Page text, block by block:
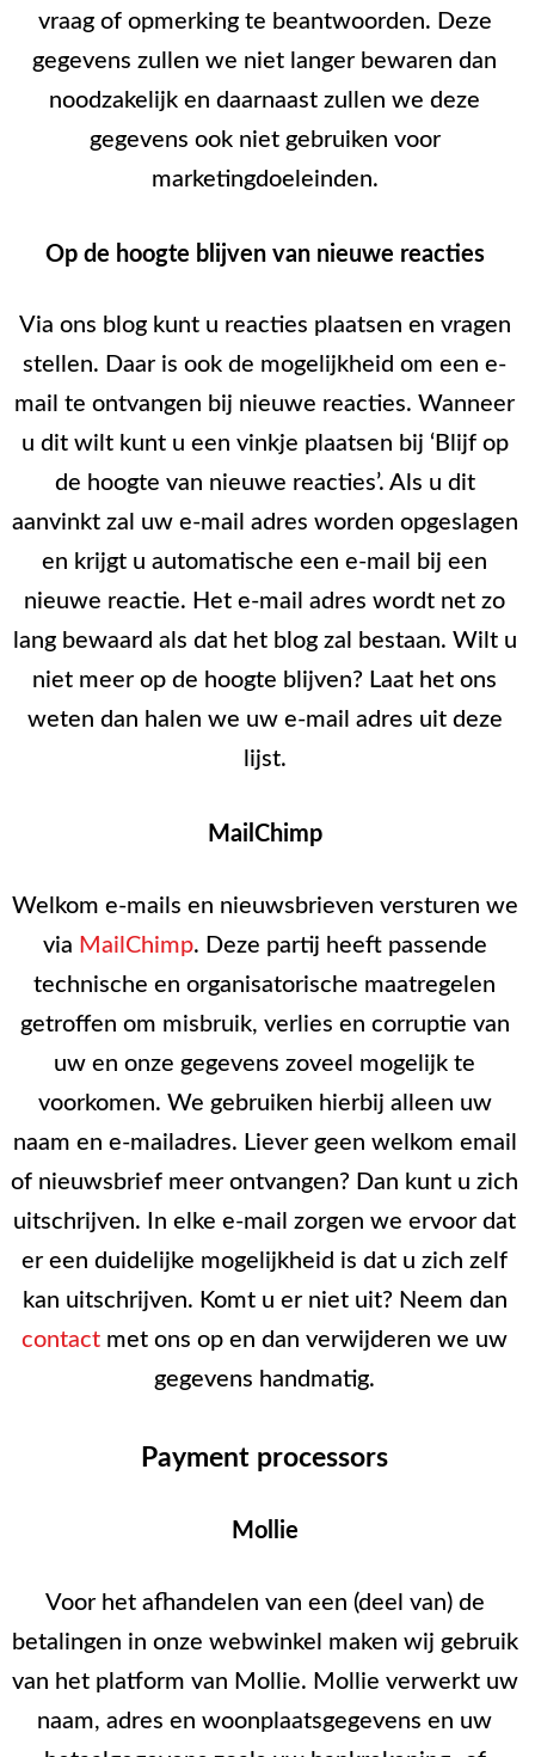
vraag of opmerking te beantwoorden. Deze
gegevens zullen we niet langer bewaren dan
noodzakelijk en daarnaast zullen we deze
gegevens ook niet gebruiken voor
marketingdoeleinden.
Op de hoogte blijven van nieuwe reacties
Via ons blog kunt u reacties plaatsen en vragen
stellen. Daar is ook de mogelijkheid om een e-
mail te ontvangen bij nieuwe reacties. Wanneer
u dit wilt kunt u een vinkje plaatsen bij ‘Blijf op
de hoogte van nieuwe reacties’. Als u dit
aanvinkt zal uw e-mail adres worden opgeslagen
en krijgt u automatische een e-mail bij een
nieuwe reactie. Het e-mail adres wordt net zo
lang bewaard als dat het blog zal bestaan. Wilt u
niet meer op de hoogte blijven? Laat het ons
weten dan halen we uw e-mail adres uit deze
lijst.
MailChimp
Welkom e-mails en nieuwsbrieven versturen we
via MailChimp. Deze partij heeft passende
technische en organisatorische maatregelen
getroffen om misbruik, verlies en corruptie van
uw en onze gegevens zoveel mogelijk te
voorkomen. We gebruiken hierbij alleen uw
naam en e-mailadres. Liever geen welkom email
of nieuwsbrief meer ontvangen? Dan kunt u zich
uitschrijven. In elke e-mail zorgen we ervoor dat
er een duidelijke mogelijkheid is dat u zich zelf
kan uitschrijven. Komt u er niet uit? Neem dan
contact met ons op en dan verwijderen we uw
gegevens handmatig.
Payment processors
Mollie
Voor het afhandelen van een (deel van) de
betalingen in onze webwinkel maken wij gebruik
van het platform van Mollie. Mollie verwerkt uw
naam, adres en woonplaatsgegevens en uw